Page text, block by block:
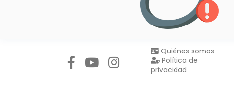
Quiénes somos
Política de
privacidad